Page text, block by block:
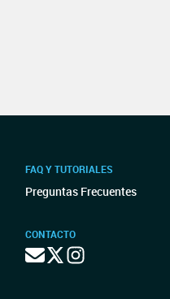
FAQ Y TUTORIALES
Preguntas Frecuentes
CONTACTO